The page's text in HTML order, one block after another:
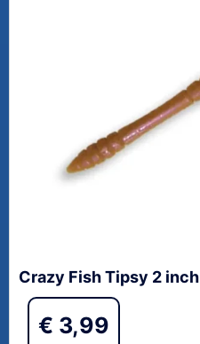
Crazy Fish Tipsy 2 inch
€ 3,99